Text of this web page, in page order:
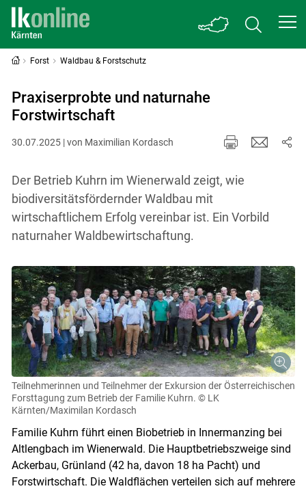
Forst Waldbau & Forstschutz
Praxiserprobte und naturnahe
Forstwirtschaft
30.07.2025 | von Maximilian Kordasch
Der Betrieb Kuhrn im Wienerwald zeigt, wie
biodiversitätsfördernder Waldbau mit
wirtschaftlichem Erfolg vereinbar ist. Ein Vorbild
naturnaher Waldbewirtschaftung.
Teilnehmerinnen und Teilnehmer der Exkursion der Österreichischen
Forsttagung zum Betrieb der Familie Kuhrn. © LK
Kärnten/Maximilan Kordasch
Familie Kuhrn führt einen Biobetrieb in Innermanzing bei
Altlengbach im Wienerwald. Die Hauptbetriebszweige sind
Ackerbau, Grünland (42 ha, davon 18 ha Pacht) und
Forstwirtschaft. Die Waldflächen verteilen sich auf mehrere